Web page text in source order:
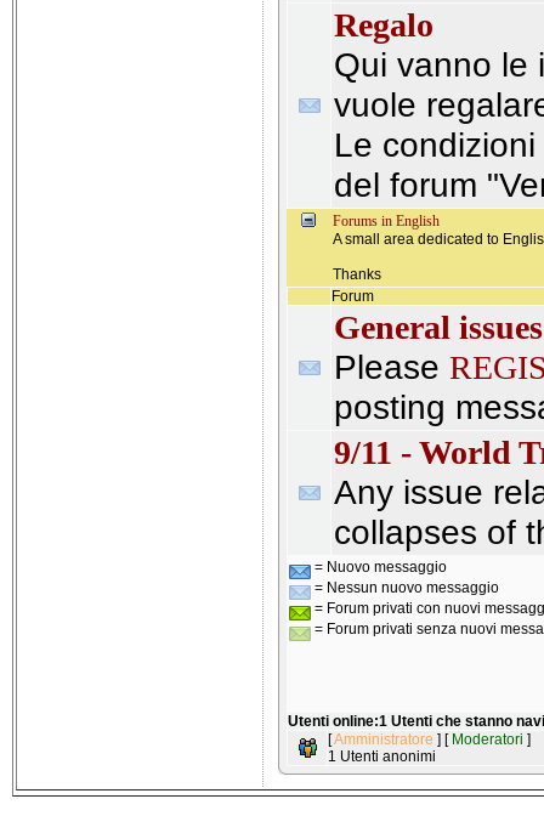
Regalo
Qui vanno le
vuole
Le
del forum
Forums in English
A small area dedicated to
Thanks
Forum
General issues
Please
posting
9/11 - World
Any issue
collapses of
= Nuovo messaggio
= Nessun nuovo messaggio
= Forum privati con nuovi
= Forum privati senza nuovi
Utenti online:1 Utenti che stanno
[Amministratore ] [ Moderatori ]
1 Utenti anonimi